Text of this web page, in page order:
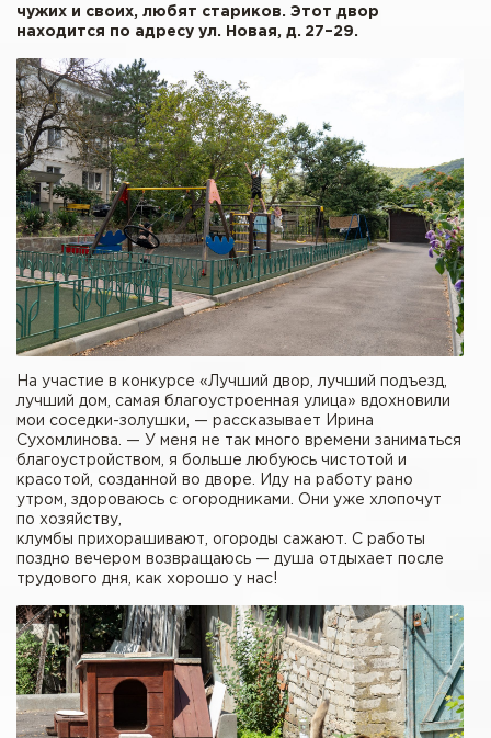
чужих и своих, любят стариков. Этот двор
находится по адресу ул. Новая, д. 27–29.
На участие в конкурсе «Лучший двор, лучший подъезд,
лучший дом, самая благоустроенная улица» вдохновили
мои соседки-золушки, — рассказывает Ирина
Сухомлинова. — У меня не так много времени заниматься
благоустройством, я больше любуюсь чистотой и
красотой, созданной во дворе. Иду на работу рано
утром, здороваюсь с огородниками. Они уже хлопочут
по хозяйству,
клумбы прихорашивают, огороды сажают. С работы
поздно вечером возвращаюсь — душа отдыхает после
трудового дня, как хорошо у нас!